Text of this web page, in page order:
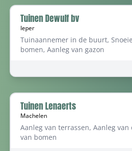
Tuinen Dewulf bv
Ieper
Tuinaannemer in de buurt,
bomen, Aanleg van gazon
Tuinen Lenaerts
Machelen
Aanleg van terrassen, Aanleg
van bomen